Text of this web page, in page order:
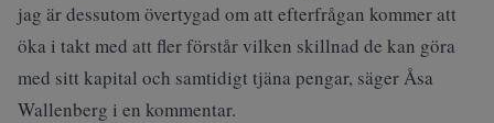
jag är dessutom övertygad om att efterfrågan kommer att
öka i takt med att fler förstår vilken skillnad de kan göra
med sitt kapital och samtidigt tjäna pengar, säger Åsa
Wallenberg i en kommentar.